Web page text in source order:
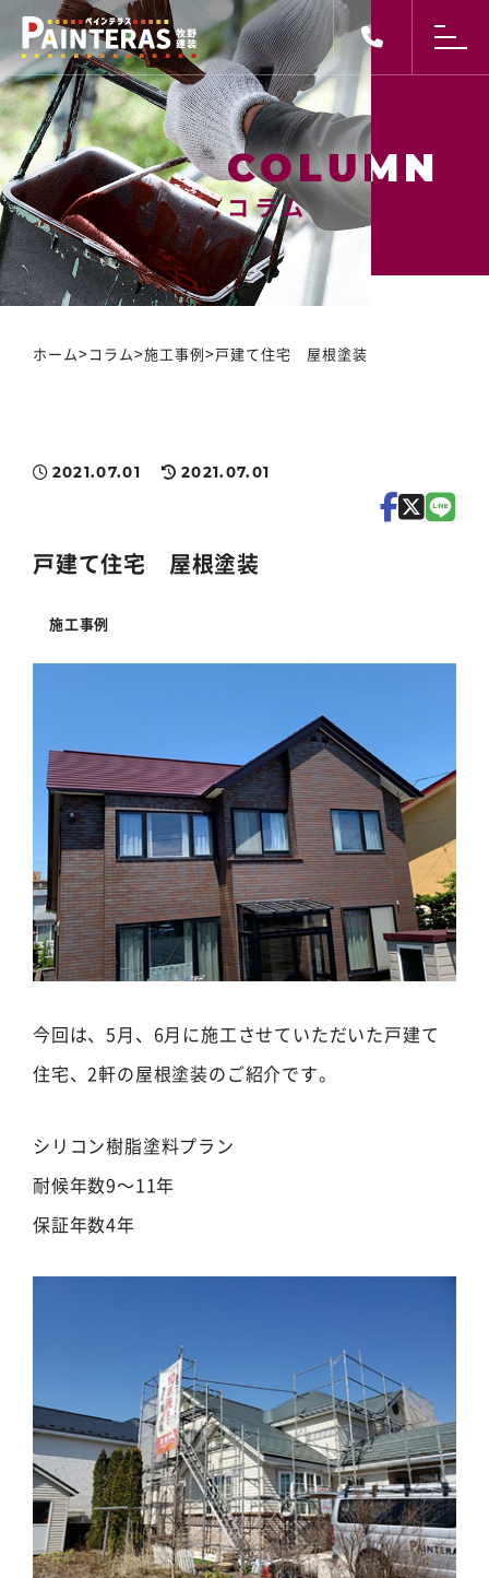
コラム
コラム
ホーム>コラム>施工事例>戸建て住宅 屋根塗装
2021.07.01 2021.07.01
戸建て住宅 屋根塗装
施工事例
今回は、5月、6月に施工させていただいた戸建て
住宅、2軒の屋根塗装のご紹介です。
シリコン樹脂塗料プラン
耐候年数9～11年
保証年数4年